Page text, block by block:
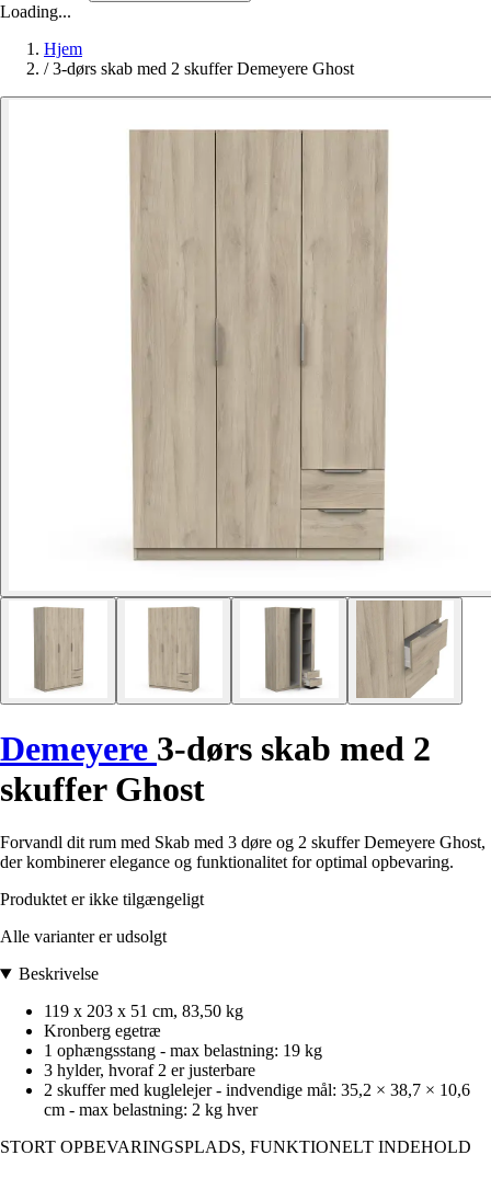
Loading...
Hjem
/ 3-dørs skab med 2 skuffer Demeyere Ghost
Demeyere 3-dørs skab med 2
skuffer Ghost
Forvandl dit rum med Skab med 3 døre og 2 skuffer Demeyere Ghost,
der kombinerer elegance og funktionalitet for optimal opbevaring.
Produktet er ikke tilgængeligt
Alle varianter er udsolgt
Beskrivelse
119 x 203 x 51 cm, 83,50 kg
Kronberg egetræ
1 ophængsstang - max belastning: 19 kg
3 hylder, hvoraf 2 er justerbare
2 skuffer med kuglelejer - indvendige mål: 35,2 × 38,7 × 10,6
cm - max belastning: 2 kg hver
STORT OPBEVARINGSPLADS, FUNKTIONELT INDEHOLD